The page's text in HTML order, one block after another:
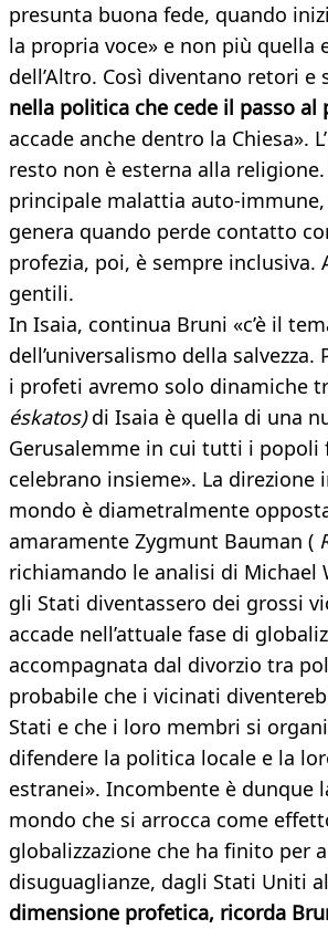
presunta buona fede, quando
la propria voce» e non più quella
dell’Altro. Così diventano retori e
nella politica che cede il passo al
accade anche dentro la Chiesa».
resto non è esterna alla religione.
principale malattia auto-immune,
genera quando perde contatto
profezia, poi, è sempre inclusiva.
gentili.
In Isaia, continua Bruni «c’è il
dell’universalismo della salvezza.
i profeti avremo solo dinamiche
éskatos)di Isaia è quella di una
Gerusalemme in cui tutti i popoli
celebrano insieme». La direzione
mondo è diametralmente
amaramente Zygmunt Bauman (
richiamando le analisi di Michael
gli Stati diventassero dei grossi
accade nell’attuale fase di
accompagnata dal divorzio tra
probabile che i vicinati
Stati e che i loro membri si
difendere la politica locale e la
estranei». Incombente è dunque
mondo che si arrocca come
globalizzazione che ha finito per
disuguaglianze, dagli Stati Uniti
dimensione profetica, ricorda